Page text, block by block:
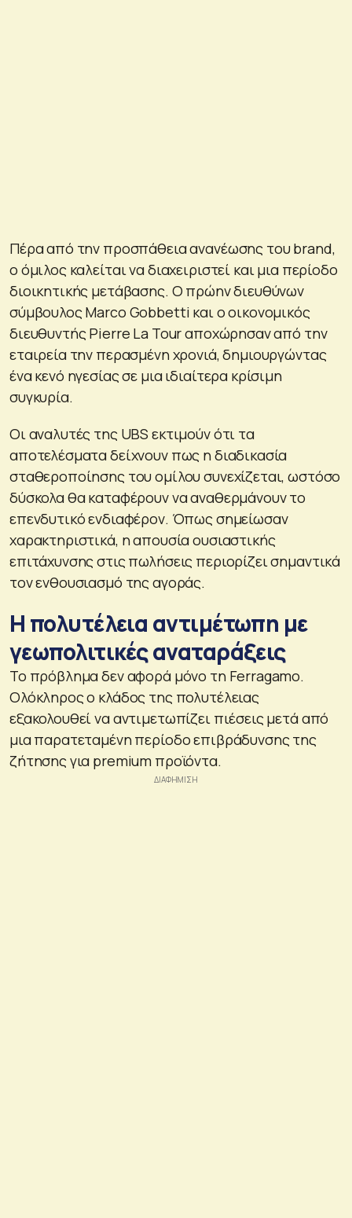
Πέρα από την προσπάθεια ανανέωσης του brand,
ο όμιλος καλείται να διαχειριστεί και μια περίοδο
διοικητικής μετάβασης. Ο πρώην διευθύνων
σύμβουλος Marco Gobbetti και ο οικονομικός
διευθυντής Pierre La Tour αποχώρησαν από την
εταιρεία την περασμένη χρονιά, δημιουργώντας
ένα κενό ηγεσίας σε μια ιδιαίτερα κρίσιμη
συγκυρία.
Οι αναλυτές της UBS εκτιμούν ότι τα
αποτελέσματα δείχνουν πως η διαδικασία
σταθεροποίησης του ομίλου συνεχίζεται, ωστόσο
δύσκολα θα καταφέρουν να αναθερμάνουν το
επενδυτικό ενδιαφέρον. Όπως σημείωσαν
χαρακτηριστικά, η απουσία ουσιαστικής
επιτάχυνσης στις πωλήσεις περιορίζει σημαντικά
τον ενθουσιασμό της αγοράς.
Η πολυτέλεια αντιμέτωπη με
γεωπολιτικές αναταράξεις
Το πρόβλημα δεν αφορά μόνο τη Ferragamo.
Ολόκληρος ο κλάδος της πολυτέλειας
εξακολουθεί να αντιμετωπίζει πιέσεις μετά από
μια παρατεταμένη περίοδο επιβράδυνσης της
ζήτησης για premium προϊόντα.